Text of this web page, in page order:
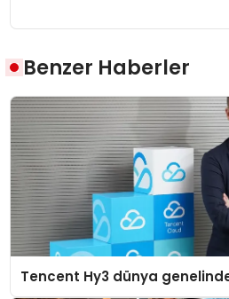
Benzer Haberler
Tencent Hy3 dünya